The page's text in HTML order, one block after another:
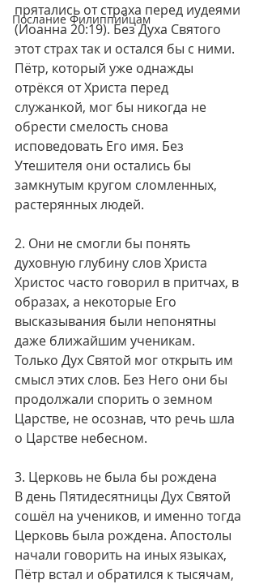
Послание Филиппийцам
прятались от страха перед иудеями
(Иоанна 20:19). Без Духа Святого
этот страх так и остался бы с ними.
Пётр, который уже однажды
отрёкся от Христа перед
служанкой, мог бы никогда не
обрести смелость снова
исповедовать Его имя. Без
Утешителя они остались бы
замкнутым кругом сломленных,
растерянных людей.
2. Они не смогли бы понять
духовную глубину слов Христа
Христос часто говорил в притчах, в
образах, а некоторые Его
высказывания были непонятны
даже ближайшим ученикам.
Только Дух Святой мог открыть им
смысл этих слов. Без Него они бы
продолжали спорить о земном
Царстве, не осознав, что речь шла
о Царстве небесном.
3. Церковь не была бы рождена
В день Пятидесятницы Дух Святой
сошёл на учеников, и именно тогда
Церковь была рождена. Апостолы
начали говорить на иных языках,
Пётр встал и обратился к тысячам,